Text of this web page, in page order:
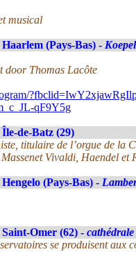
musical
Haarlem (Pays-Bas) -
door Thomas Lacôte
qF9Y5g
Île-de-Batz (29)
titulaire de l’orgue de la
Vivaldi, Haendel et
Hengelo (Pays-Bas) -
Saint-Omer (62) - cathédrale
se produisent aux